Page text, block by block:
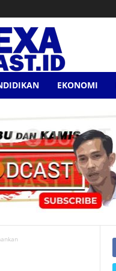
EKONOMI